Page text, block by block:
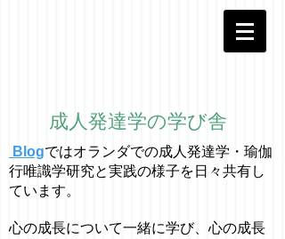
成人発達学の学び舎
Blogではオラ ンダでの成人発達学・ 瑜伽
行唯識学研究と実践の様子を日々共有し
ています。
心の成長について一緒に学び、心の成長